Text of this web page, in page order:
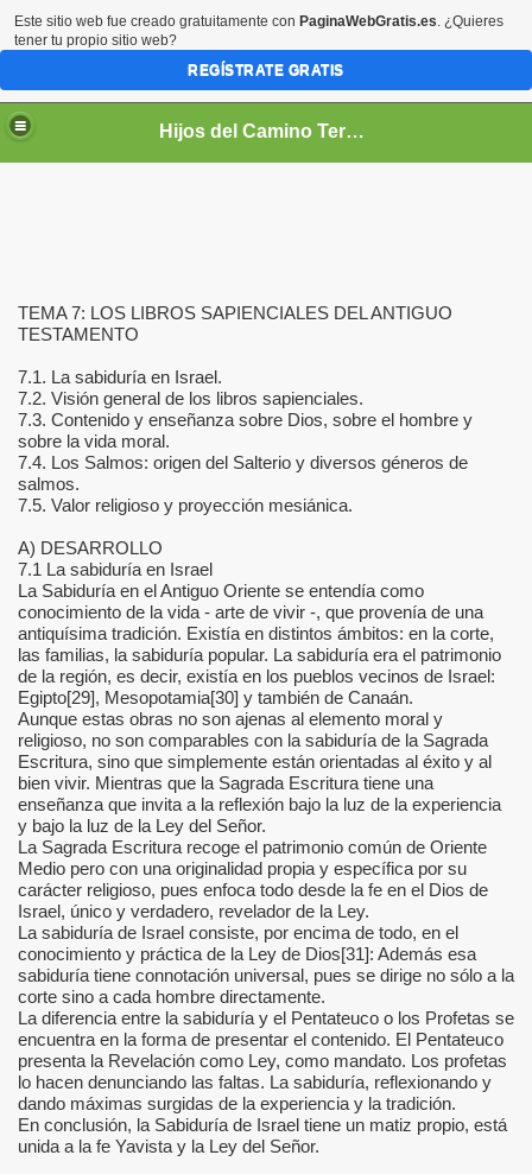
Hijos del Camino Teresiano
TEMA 7: LOS LIBROS SAPIENCIALES DEL ANTIGUO
TESTAMENTO
7.1. La sabiduría en Israel.
7.2. Visión general de los libros sapienciales.
7.3. Contenido y enseñanza sobre Dios, sobre el hombre y
sobre la vida moral.
7.4. Los Salmos: origen del Salterio y diversos géneros de
salmos.
7.5. Valor religioso y proyección mesiánica.
A) DESARROLLO
7.1 La sabiduría en Israel
La Sabiduría en el Antiguo Oriente se entendía como
conocimiento de la vida - arte de vivir -, que provenía de una
antiquísima tradición. Existía en distintos ámbitos: en la corte,
las familias, la sabiduría popular. La sabiduría era el patrimonio
de la región, es decir, existía en los pueblos vecinos de Israel:
Egipto[29], Mesopotamia[30] y también de Canaán.
Aunque estas obras no son ajenas al elemento moral y
religioso, no son comparables con la sabiduría de la Sagrada
Escritura, sino que simplemente están orientadas al éxito y al
bien vivir. Mientras que la Sagrada Escritura tiene una
enseñanza que invita a la reflexión bajo la luz de la experiencia
y bajo la luz de la Ley del Señor.
La Sagrada Escritura recoge el patrimonio común de Oriente
Medio pero con una originalidad propia y específica por su
carácter religioso, pues enfoca todo desde la fe en el Dios de
Israel, único y verdadero, revelador de la Ley.
La sabiduría de Israel consiste, por encima de todo, en el
conocimiento y práctica de la Ley de Dios[31]: Además esa
sabiduría tiene connotación universal, pues se dirige no sólo a la
corte sino a cada hombre directamente.
La diferencia entre la sabiduría y el Pentateuco o los Profetas se
encuentra en la forma de presentar el contenido. El Pentateuco
presenta la Revelación como Ley, como mandato. Los profetas
lo hacen denunciando las faltas. La sabiduría, reflexionando y
dando máximas surgidas de la experiencia y la tradición.
En conclusión, la Sabiduría de Israel tiene un matiz propio, está
unida a la fe Yavista y la Ley del Señor.
Hechos de los Apóstoles
1
Este sitio web fue creado gratuitamente con PaginaWebGratis.es. ¿Quieres
tener tu propio sitio web?
REGÍSTRATE GRATIS